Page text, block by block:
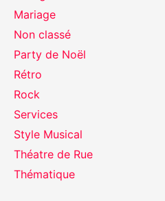
Mariage
Non classé
Party de Noël
Rétro
Rock
Services
Style Musical
Théatre de Rue
Thématique